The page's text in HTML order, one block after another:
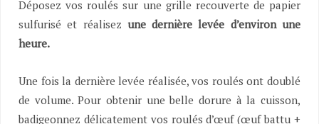
Déposez vos roulés sur une grille recouverte de papier
sulfurisé et réalisez une dernière levée d’environ une
heure.
Une fois la dernière levée réalisée, vos roulés ont doublé
de volume. Pour obtenir une belle dorure à la cuisson,
badigeonnez délicatement vos roulés d’œuf (œuf battu +